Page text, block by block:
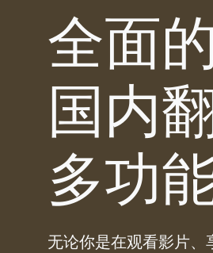
全面
国内
多功
无论你是在观看影片